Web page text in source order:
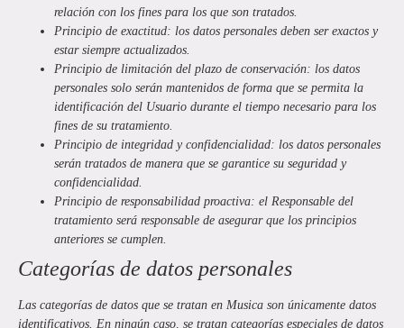
relación con los fines para los que son tratados.
Principio de exactitud: los datos personales deben ser exactos y
estar siempre actualizados.
Principio de limitación del plazo de conservación: los datos
personales solo serán mantenidos de forma que se permita la
identificación del Usuario durante el tiempo necesario para los
fines de su tratamiento.
Principio de integridad y confidencialidad: los datos personales
serán tratados de manera que se garantice su seguridad y
confidencialidad.
Principio de responsabilidad proactiva: el Responsable del
tratamiento será responsable de asegurar que los principios
anteriores se cumplen.
Categorías de datos personales
Las categorías de datos que se tratan en Musica son únicamente datos
identificativos. En ningún caso, se tratan categorías especiales de datos